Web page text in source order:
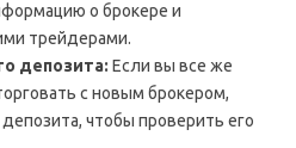
о брокере и
трейдерами.
депозита: Если вы все же
с новым брокером,
чтобы проверить его